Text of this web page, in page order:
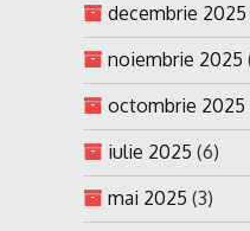
decembrie 2025
noiembrie 2025
octombrie 2025
iulie 2025 (6)
mai 2025 (3)